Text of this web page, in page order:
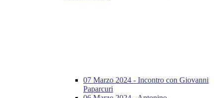
07 Marzo 2024 - Incontro con Giovanni
Paparcuri